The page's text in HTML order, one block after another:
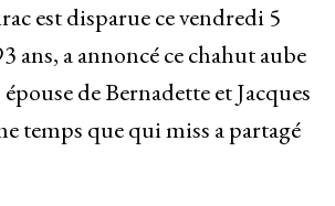
est disparue ce vendredi 5
ans, a annoncé ce chahut aube
de Bernadette et Jacques
temps que qui miss a partagé